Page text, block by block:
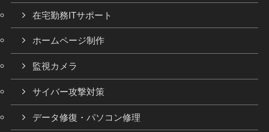
在宅勤務ITサポート
ホームページ制作
監視カメラ
サイバー攻撃対策
データ修復・パソコン修理